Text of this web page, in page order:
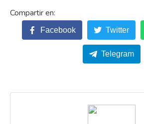
Facebook Twitter
Telegram